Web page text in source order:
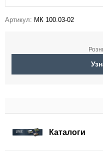
Артикул: МК 100.03-02
Каталоги